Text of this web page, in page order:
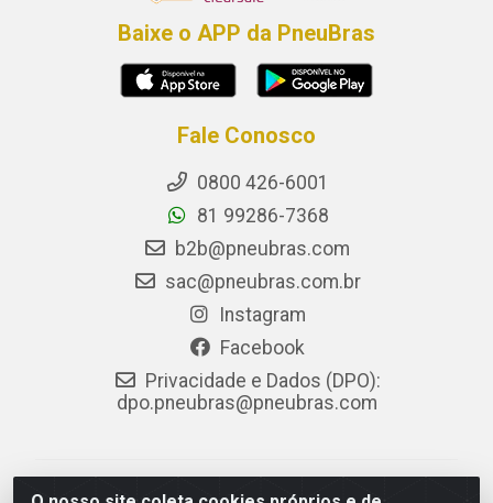
Baixe o APP da PneuBras
Fale Conosco
0800 426-6001
81 99286-7368
b2b@pneubras.com
sac@pneubras.com.br
Instagram
Facebook
Privacidade e Dados (DPO):
dpo.pneubras@pneubras.com
PneuBras - Rodovia BR-101, KM 82 - Prazeres,